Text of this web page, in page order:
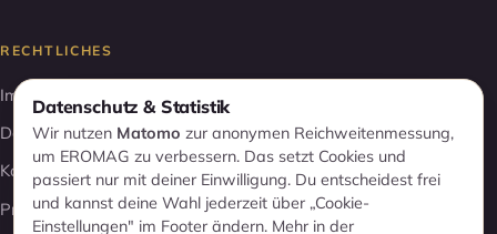
RECHTLICHES
Impressum
Datenschutz
Kontakt
Profil entfernen
Datenschutz & Statistik
Wir nutzen Matomo zur anonymen Reichweitenmessung,
um EROMAG zu verbessern. Das setzt Cookies und
passiert nur mit deiner Einwilligung. Du entscheidest frei
und kannst deine Wahl jederzeit über „Cookie-
Einstellungen" im Footer ändern. Mehr in der